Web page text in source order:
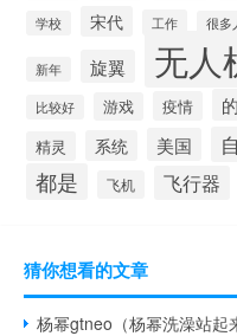
学校 宋代 工作 很多
新年 旋翼 无人
比较好 游戏 疫情
精灵 系统 美国
都是 飞机 飞行器
猜你想看的文章
杨幂gtneo（杨幂洗澡站起